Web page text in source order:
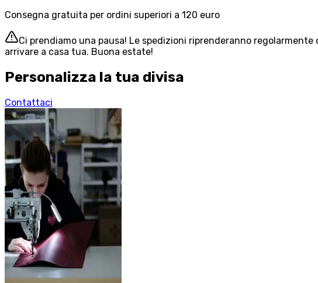
Consegna gratuita per ordini superiori a 120 euro
Ci prendiamo una pausa! Le spedizioni riprenderanno
arrivare a casa tua. Buona estate!
Personalizza la tua divisa
Contattaci